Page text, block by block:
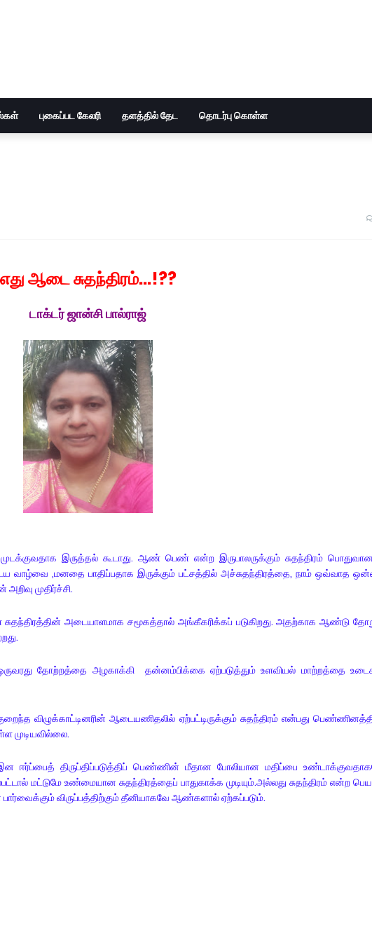
புகைப்பட கேலரி தளத்தில் தேட தொடர்பு கொள்ள
எது ஆடை சுதந்திரம்...!??
டாக்டர் ஜான்சி பால்ராஜ்
முடக்குவதாக இருத்தல் கூடாது. ஆண் பெண் என்ற இருபாலருக்கும் சுதந்திரம்
வாழ்வை ,மனதை பாதிப்பதாக இருக்கும் பட்சத்தில் அச்சுதந்திரத்தை, நாம் ஒவ்வாத
முதிர்ச்சி.
அடையாளமாக சமூகத்தால் அங்கீகரிக்கப் படுகிறது. அதற்காக ஆண்டு
தோற்றத்தை அழகாக்கி தன்னம்பிக்கை ஏற்படுத்தும் உளவியல் மாற்றத்தை
விழுக்காட்டினரின் ஆடையணிதலில் ஏற்பட்டிருக்கும் சுதந்திரம் என்பது
முடியவில்லை.
திருப்திப்படுத்திப் பெண்ணின் மீதான போலியான மதிப்பை
மட்டுமே உண்மையான சுதந்திரத்தைப் பாதுகாக்க முடியும்.அல்லது சுதந்திரம் என்ற
விருப்பத்திற்கும் தீனியாகவே ஆண்களால் ஏற்கப்படும்.